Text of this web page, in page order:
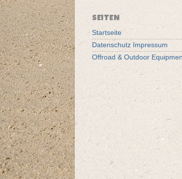
SEITEN
Startseite
Datenschutz Impressum
Offroad & Outdoor